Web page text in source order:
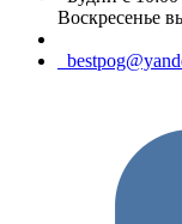
Воскресенье